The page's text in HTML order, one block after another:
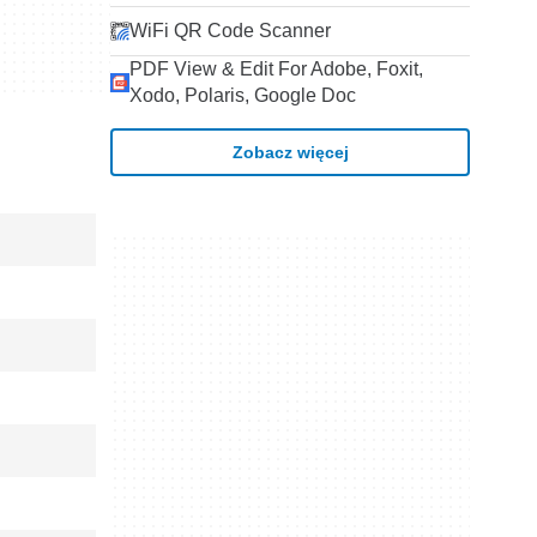
WiFi QR Code Scanner
PDF View & Edit For Adobe, Foxit,
Xodo, Polaris, Google Doc
Zobacz więcej